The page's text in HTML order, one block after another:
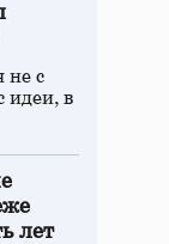
не с
идеи, в
лет